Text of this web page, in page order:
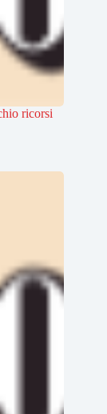
ricorsi